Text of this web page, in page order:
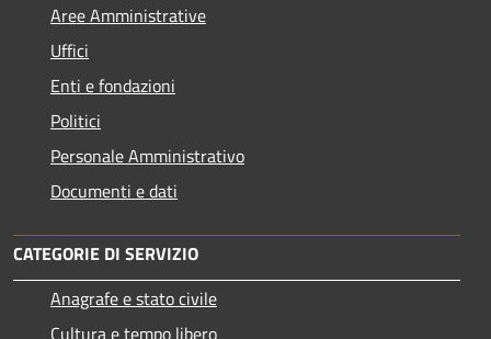
Aree Amministrative
Uffici
Enti e fondazioni
Politici
Personale Amministrativo
Documenti e dati
CATEGORIE DI SERVIZIO
Anagrafe e stato civile
Cultura e tempo libero